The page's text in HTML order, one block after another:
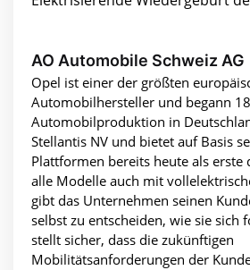
AO Automobile Schweiz AG
Opel ist einer der größten
Automobilhersteller und begann
Automobilproduktion in
Stellantis NV und bietet auf Basis
Plattformen bereits heute als erste
alle Modelle auch mit
gibt das Unternehmen seinen
selbst zu entscheiden, wie sie sich
stellt sicher, dass die zukünftigen
Mobilitätsanforderungen der